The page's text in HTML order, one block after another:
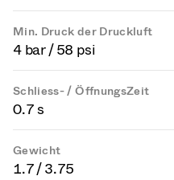
Min. Druck der Druckluft
4 bar / 58 psi
Schliess- / ÖffnungsZeit
0.7 s
Gewicht
1.7 / 3.75